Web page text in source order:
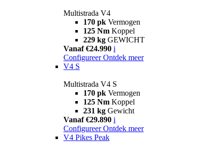
Multistrada V4
170 pk Vermogen
125 Nm Koppel
229 kg GEWICHT
Vanaf €24.990 i
Configureer Ontdek meer
V4 S
Multistrada V4 S
170 pk Vermogen
125 Nm Koppel
231 kg Gewicht
Vanaf €29.890 i
Configureer Ontdek meer
V4 Pikes Peak